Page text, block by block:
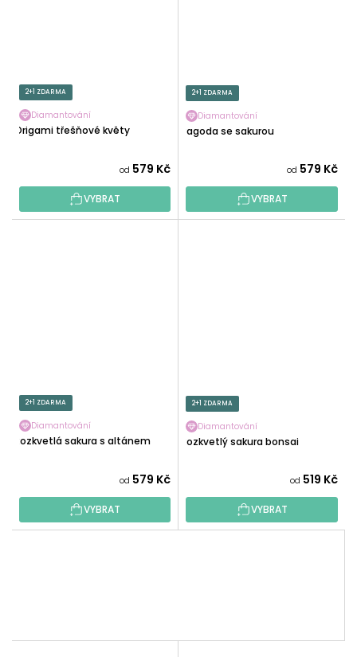
2+1 ZDARMA
Diamantování
Origami třešňové květy
od 579 Kč
VYBRAT
2+1 ZDARMA
Diamantování
Pagoda se sakurou
od 579 Kč
VYBRAT
2+1 ZDARMA
Diamantování
Rozkvetlá sakura s altánem
od 579 Kč
VYBRAT
2+1 ZDARMA
Diamantování
Rozkvetlý sakura bonsai
od 519 Kč
VYBRAT